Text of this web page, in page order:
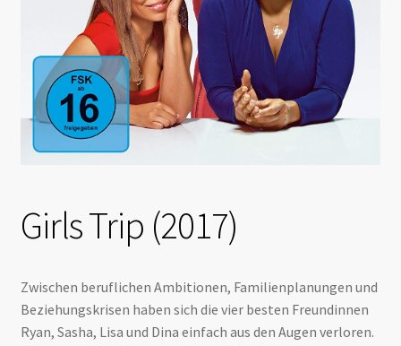
Girls Trip (2017)
Zwischen beruflichen Ambitionen, Familienplanungen und
Beziehungskrisen haben sich die vier besten Freundinnen
Ryan, Sasha, Lisa und Dina einfach aus den Augen verloren.